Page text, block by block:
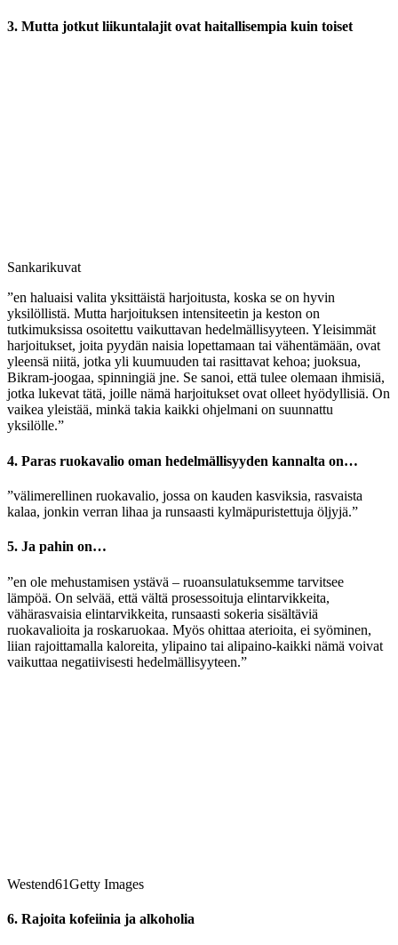
3. Mutta jotkut liikuntalajit ovat haitallisempia kuin toiset
Sankarikuvat
”en haluaisi valita yksittäistä harjoitusta, koska se on hyvin
yksilöllistä. Mutta harjoituksen intensiteetin ja keston on
tutkimuksissa osoitettu vaikuttavan hedelmällisyyteen. Yleisimmät
harjoitukset, joita pyydän naisia lopettamaan tai vähentämään, ovat
yleensä niitä, jotka yli kuumuuden tai rasittavat kehoa; juoksua,
Bikram-joogaa, spinningiä jne. Se sanoi, että tulee olemaan ihmisiä,
jotka lukevat tätä, joille nämä harjoitukset ovat olleet hyödyllisiä. On
vaikea yleistää, minkä takia kaikki ohjelmani on suunnattu
yksilölle.”
4. Paras ruokavalio oman hedelmällisyyden kannalta on…
”välimerellinen ruokavalio, jossa on kauden kasviksia, rasvaista
kalaa, jonkin verran lihaa ja runsaasti kylmäpuristettuja öljyjä.”
5. Ja pahin on…
”en ole mehustamisen ystävä – ruoansulatuksemme tarvitsee
lämpöä. On selvää, että vältä prosessoituja elintarvikkeita,
vähärasvaisia elintarvikkeita, runsaasti sokeria sisältäviä
ruokavalioita ja roskaruokaa. Myös ohittaa aterioita, ei syöminen,
liian rajoittamalla kaloreita, ylipaino tai alipaino-kaikki nämä voivat
vaikuttaa negatiivisesti hedelmällisyyteen.”
Westend61Getty Images
6. Rajoita kofeiinia ja alkoholia